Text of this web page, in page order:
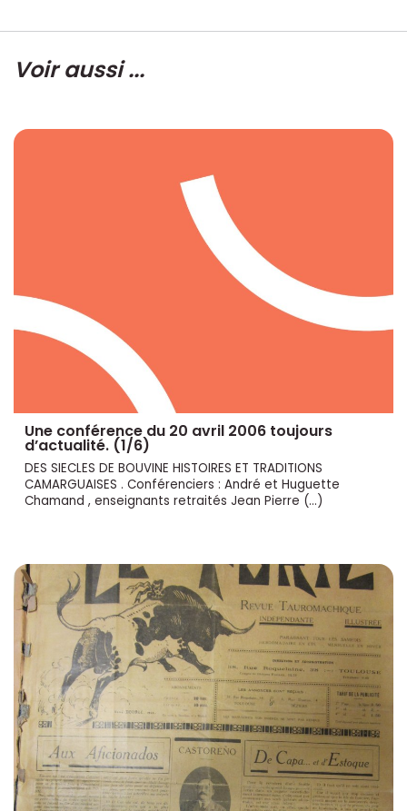
Voir aussi ...
Une conférence du 20 avril 2006 toujours
d’actualité. (1/6)
DES SIECLES DE BOUVINE HISTOIRES ET TRADITIONS
CAMARGUAISES . Conférenciers : André et Huguette
Chamand , enseignants retraités Jean Pierre (…)